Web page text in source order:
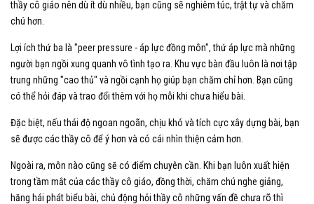
thầy cô giáo nên dù ít dù nhiều, bạn cũng sẽ nghiêm túc, trật tự và chăm
chú hơn.
Lợi ích thứ ba là "peer pressure - áp lực đồng môn", thứ áp lực mà những
người bạn ngồi xung quanh vô tình tạo ra. Khu vực bàn đầu luôn là nơi tập
trung những "cao thủ" và ngồi cạnh họ giúp bạn chăm chỉ hơn. Bạn cũng
có thể hỏi đáp và trao đổi thêm với họ mỗi khi chưa hiểu bài.
Đặc biệt, nếu thái độ ngoan ngoãn, chịu khó và tích cực xây dựng bài, bạn
sẽ được các thầy cô để ý hơn và có cái nhìn thiện cảm hơn.
Ngoài ra, môn nào cũng sẽ có điểm chuyên cần. Khi bạn luôn xuất hiện
trong tầm mắt của các thầy cô giáo, đồng thời, chăm chú nghe giảng,
hăng hái phát biểu bài, chủ động hỏi thầy cô những vấn đề chưa rõ thì